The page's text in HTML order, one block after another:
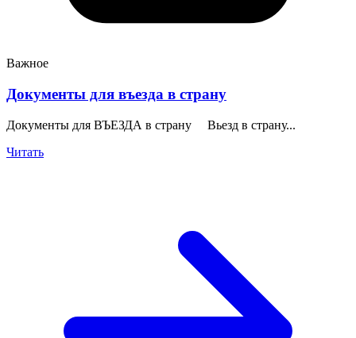
Важное
Документы для въезда в страну
Документы для ВЪЕЗДА в страну Вьезд в страну...
Читать